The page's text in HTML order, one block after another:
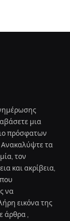
μια
πρόσφατων
τα
τον
και ακρίβεια,
να
εικόνα της
άρθρα ,